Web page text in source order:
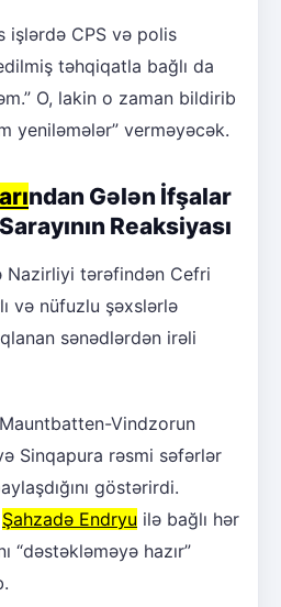
işlərdə CPS və polis
təhqiqatla bağlı da
O, lakin o zaman bildirib
yeniləmələr” verməyəcək.
ndan Gələn İfşalar
Reaksiyası
Nazirliyi tərəfindən Cefri
və nüfuzlu şəxslərlə
sənədlərdən irəli
Vindzorun
Sinqapura rəsmi səfərlər
göstərirdi.
Şahzadə Endryu ilə bağlı hər
“dəstəkləməyə hazır”